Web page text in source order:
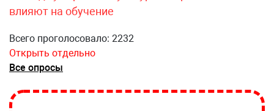
влияют на обучение
Всего проголосовало: 2232
Открыть отдельно
Все опросы